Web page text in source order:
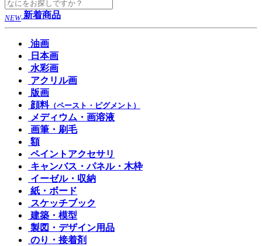
NEW 新着商品
油画
日本画
水彩画
アクリル画
版画
顔料（ペースト・ピグメント）
メディウム・画溶液
画筆・刷毛
額
ペイントアクセサリ
キャンバス・パネル・木枠
イーゼル・収納
紙・ボード
スケッチブック
建築・模型
製図・デザイン用品
のり・接着剤